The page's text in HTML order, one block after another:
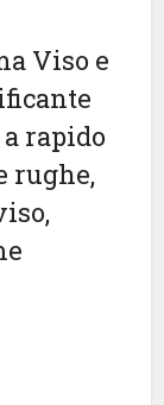
Viso e
rapido
rughe,